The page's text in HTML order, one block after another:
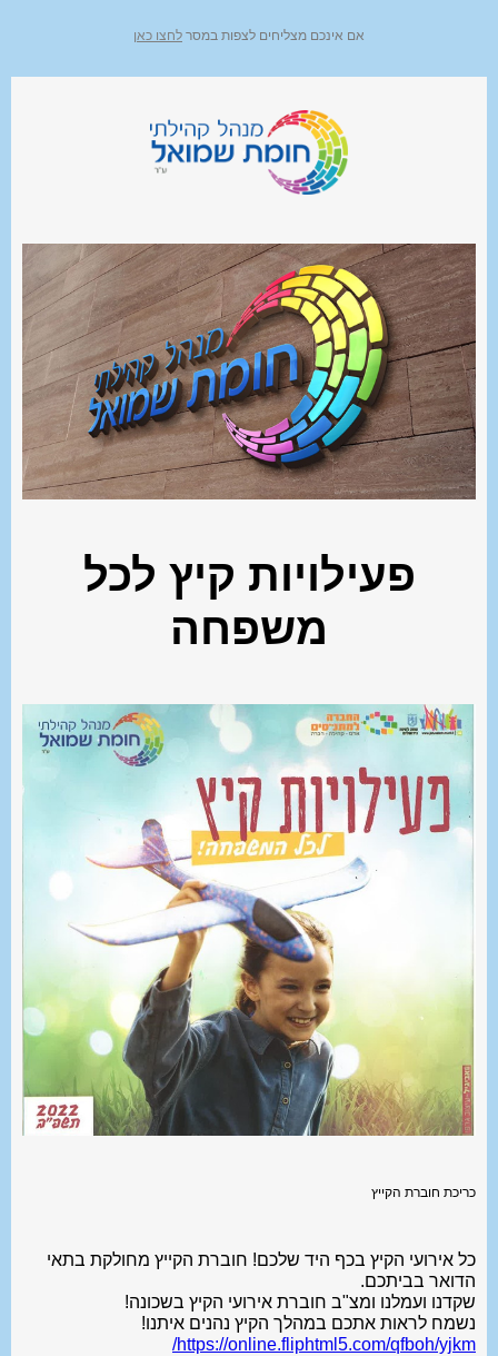
אם אינכם מצליחים לצפות במסר לחצו כאן
פעילויות קיץ לכל
משפחה
כריכת חוברת הקייץ
כל אירועי הקיץ בכף היד שלכם! חוברת הקייץ מחולקת בתאי
הדואר בביתכם.
שקדנו ועמלנו ומצ"ב חוברת אירועי הקיץ בשכונה!
נשמח לראות אתכם במהלך הקיץ נהנים איתנו!
https://online.fliphtml5.com/qfboh/yjkm/